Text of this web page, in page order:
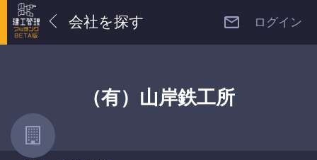
会社を探す ログイン
（有）山岸鉄工所